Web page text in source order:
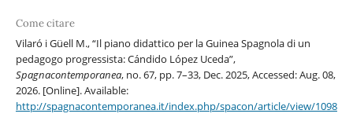
Come citare
Vilaró i Güell M., “Il piano didattico per la Guinea Spagnola di un
pedagogo progressista: Cándido López Uceda”,
Spagnacontemporanea, no. 67, pp. 7–33, Dec. 2025, Accessed: Aug. 08,
2026. [Online]. Available:
http://spagnacontemporanea.it/index.php/spacon/article/view/1098